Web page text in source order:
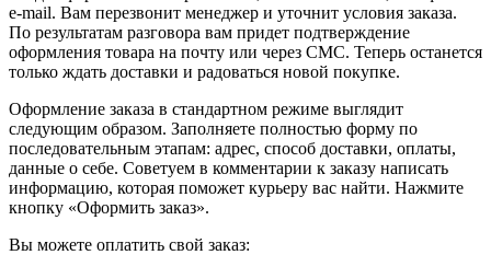
e-mail. Вам перезвонит менеджер и уточнит условия заказа.
По результатам разговора вам придет подтверждение
оформления товара на почту или через СМС. Теперь останется
только ждать доставки и радоваться новой покупке.
Оформление заказа в стандартном режиме выглядит
следующим образом. Заполняете полностью форму по
последовательным этапам: адрес, способ доставки, оплаты,
данные о себе. Советуем в комментарии к заказу написать
информацию, которая поможет курьеру вас найти. Нажмите
кнопку «Оформить заказ».
Вы можете оплатить свой заказ: